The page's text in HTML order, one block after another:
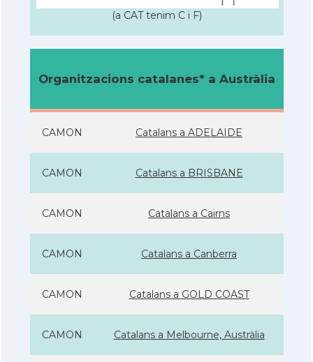
(a CAT tenim C i F)
Organitzacions catalanes* a Austràlia
CAMON Catalans a ADELAIDE
CAMON Catalans a BRISBANE
CAMON Catalans a Cairns
CAMON Catalans a Canberra
CAMON Catalans a GOLD COAST
CAMON Catalans a Melbourne, Austràlia